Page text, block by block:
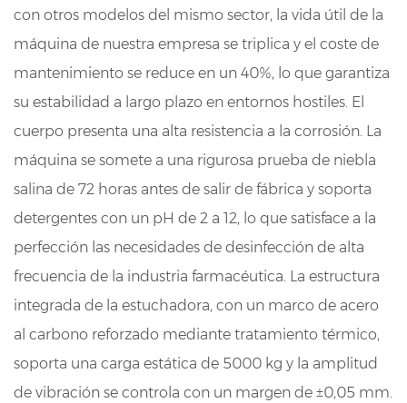
con otros modelos del mismo sector, la vida útil de la
máquina de nuestra empresa se triplica y el coste de
mantenimiento se reduce en un 40%, lo que garantiza
su estabilidad a largo plazo en entornos hostiles. El
cuerpo presenta una alta resistencia a la corrosión. La
máquina se somete a una rigurosa prueba de niebla
salina de 72 horas antes de salir de fábrica y soporta
detergentes con un pH de 2 a 12, lo que satisface a la
perfección las necesidades de desinfección de alta
frecuencia de la industria farmacéutica. La estructura
integrada de la estuchadora, con un marco de acero
al carbono reforzado mediante tratamiento térmico,
soporta una carga estática de 5000 kg y la amplitud
de vibración se controla con un margen de ±0,05 mm.